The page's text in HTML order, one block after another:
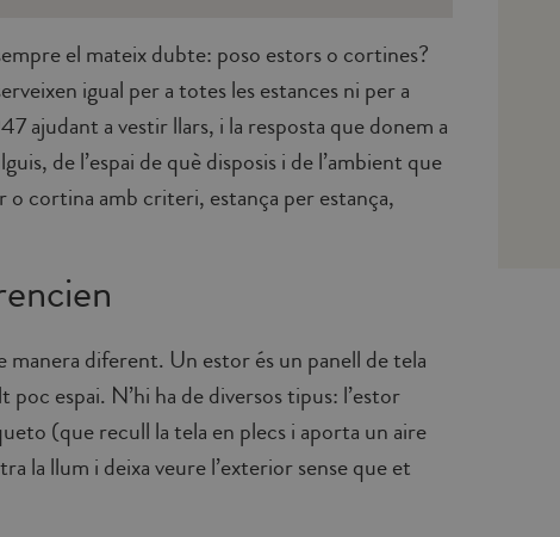
el mateix dubte: poso estors o cortines?
igual per a totes les estances ni per a
ajudant a vestir llars, i la resposta que donem a
de l’espai de què disposis i de l’ambient que
o cortina amb criteri, estança per estança,
diferent. Un estor és un panell de tela
espai. N’hi ha de diversos tipus: l’estor
(que recull la tela en plecs i aporta un aire
la llum i deixa veure l’exterior sense que et